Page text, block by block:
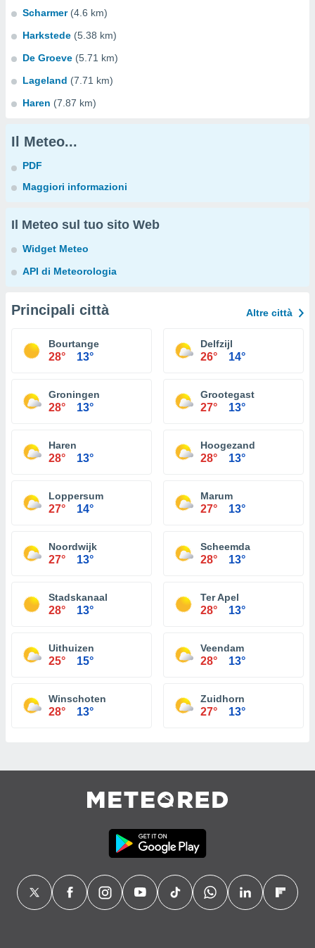
Scharmer (4.6 km)
Harkstede (5.38 km)
De Groeve (5.71 km)
Lageland (7.71 km)
Haren (7.87 km)
Il Meteo...
PDF
Maggiori informazioni
Il Meteo sul tuo sito Web
Widget Meteo
API di Meteorologia
Principali città Altre città
Bourtange
28° 13°
Delfzijl
26° 14°
Groningen
28° 13°
Grootegast
27° 13°
Haren
28° 13°
Hoogezand
28° 13°
Loppersum
27° 14°
Marum
27° 13°
Noordwijk
27° 13°
Scheemda
28° 13°
Stadskanaal
28° 13°
Ter Apel
28° 13°
Uithuizen
25° 15°
Veendam
28° 13°
Winschoten
28° 13°
Zuidhorn
27° 13°